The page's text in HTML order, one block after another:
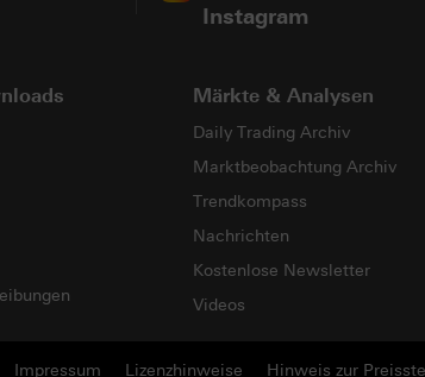
Instagram
Märkte & Analysen
Daily Trading Archiv
Marktbeobachtung Archiv
Trendkompass
Nachrichten
Kostenlose Newsletter
Videos
Impressum Lizenzhinweise Hinweis zur